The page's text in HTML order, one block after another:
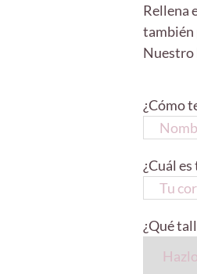
Rellena
también
Nuestro
¿Cómo
¿Cuál
¿Qué